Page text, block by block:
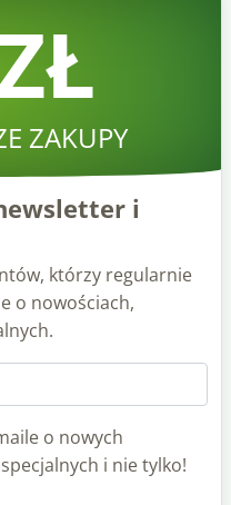
ZAKUPY
i
którzy regularnie
o nowościach,
o nowych
i nie tylko!